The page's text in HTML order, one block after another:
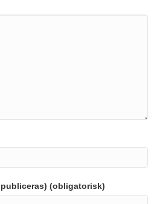
(obligatorisk)